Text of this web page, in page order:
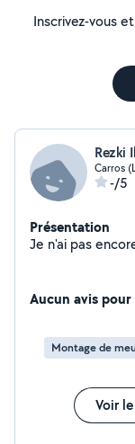
Inscrivez-vous
Rezki
Carros
-/5
Présentation
Aucun avis
Montage de
Voir